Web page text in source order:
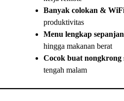
Banyak colokan &
produktivitas
Menu lengkap
hingga makanan berat
Cocok buat nongkrong
tengah malam